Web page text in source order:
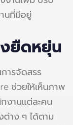
นที่มีอยู่
ยืดหยุ่น
ารจัดสรร
ช่วยให้เห็นภาพ
งานแต่ละคน
ต่าง ๆ ได้ตาม